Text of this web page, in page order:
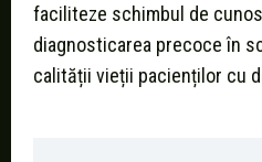
faciliteze schimbul de
diagnosticarea precoce în
calității vieții pacienților cu